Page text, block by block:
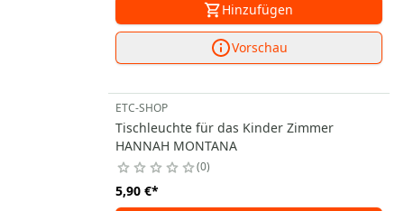
Hinzufügen
Vorschau
ETC-SHOP
Tischleuchte für das Kinder Zimmer
HANNAH MONTANA
0
5,90 €*